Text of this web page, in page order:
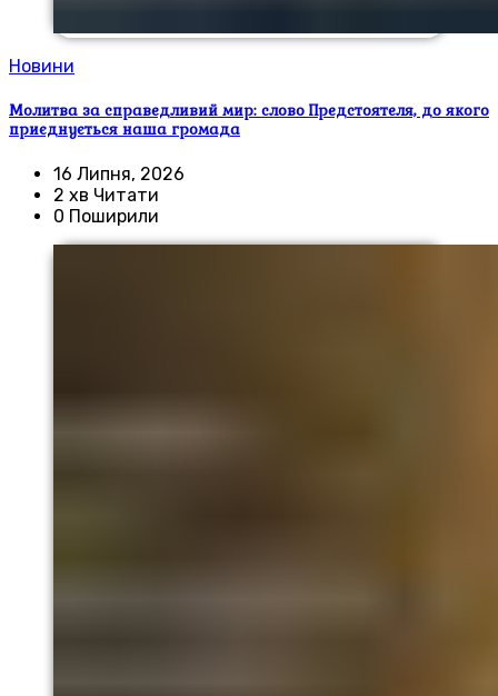
Новини
Молитва за справедливий мир: слово Предстоятеля, до якого
приєднується наша громада
16 Липня, 2026
2 хв Читати
0 Поширили